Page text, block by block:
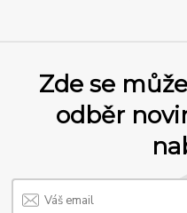
Zde se
odběr